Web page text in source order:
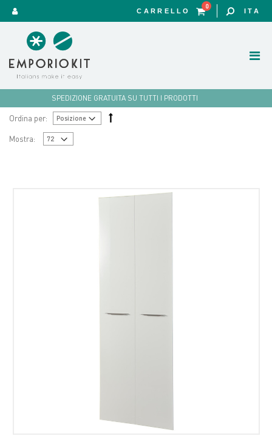
SPEDIZIONE GRATUITA SU TUTTI I PRODOTTI
CARRELLO
0
ITA
Ordina per:
Mostra: